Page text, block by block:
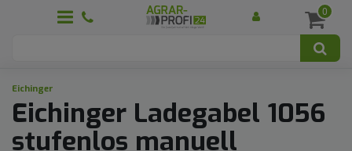
0
Eichinger
Eichinger Ladegabel 1056
stufenlos manuell